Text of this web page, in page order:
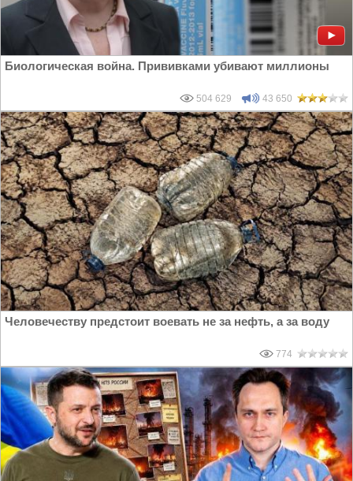
Биологическая война. Прививками убивают миллионы
504 629 43 650
Человечеству предстоит воевать не за нефть, а за воду
774